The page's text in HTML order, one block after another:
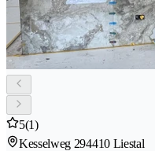
5(1)
Kesselweg 294410 Liestal